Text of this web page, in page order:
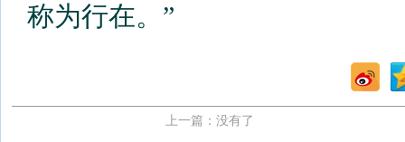
称为行在。”
上一篇：没有了